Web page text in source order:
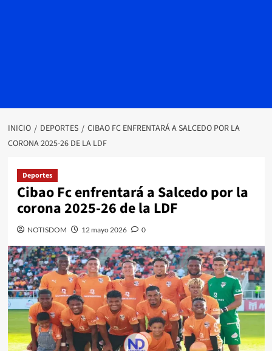
INICIO DEPORTES
CIBAO FC ENFRENTARÁ A SALCEDO POR LA
CORONA 2025-26 DE LA LDF
Deportes
Cibao Fc enfrentará a Salcedo por la
corona 2025-26 de la LDF
NOTISDOM 12 mayo 2026 0